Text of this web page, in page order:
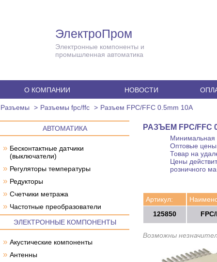
ЭлектроПром
Электронные компоненты и
промышленная автоматика
О КОМПАНИИ НОВОСТИ
Разъемы Разъемы fpc/ffc Разъем FPC/FFC 0.5mm 10A
АВТОМАТИКА
» Бесконтактные датчики
(выключатели)
» Регуляторы температуры
» Редукторы
» Счетчики метража
» Частотные преобразователи
ЭЛЕКТРОННЫЕ КОМПОНЕНТЫ
» Акустические компоненты
» Антенны
РАЗЪЕМ FPC/FFC
Минимальная
Оптовые цены
Товар на
Цены
розничного
Артикул:
125850
Возможны